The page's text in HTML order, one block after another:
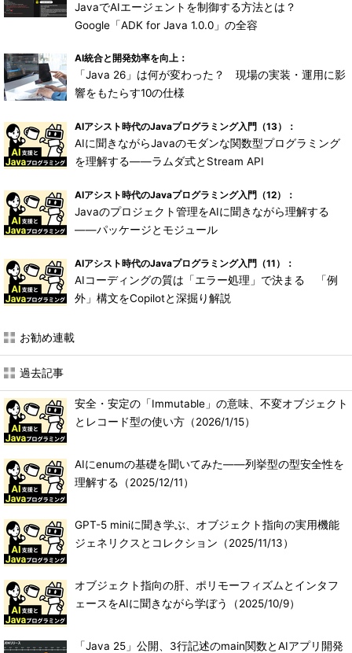
JavaでAIエージェントを制御する方法とは？
Google「ADK for Java 1.0.0」の全容
AI統合と開発効率を向上：
「Java 26」は何が変わった？ 現場の実装・運用に影
響をもたらす10の仕様
AIアシスト時代のJavaプログラミング入門（13）：
AIに聞きながらJavaのモダンな関数型プログラミング
を理解する――ラムダ式とStream API
AIアシスト時代のJavaプログラミング入門（12）：
Javaのプロジェクト管理をAIに聞きながら理解する
――パッケージとモジュール
AIアシスト時代のJavaプログラミング入門（11）：
AIコーディングの質は「エラー処理」で決まる 「例
外」構文をCopilotと深掘り解説
お勧め連載
過去記事
安全・安定の「Immutable」の意味、不変オブジェクト
とレコード型の使い方 （2026/1/15）
AIにenumの基礎を聞いてみた――列挙型の型安全性を
理解する （2025/12/11）
GPT-5 miniに聞き学ぶ、オブジェクト指向の実用機能
ジェネリクスとコレクション （2025/11/13）
オブジェクト指向の肝、ポリモーフィズムとインタフ
ェースをAIに聞きながら学ぼう
（2025/10/9）
「Java 25」公開、3行記述のmain関数とAIアプリ開発